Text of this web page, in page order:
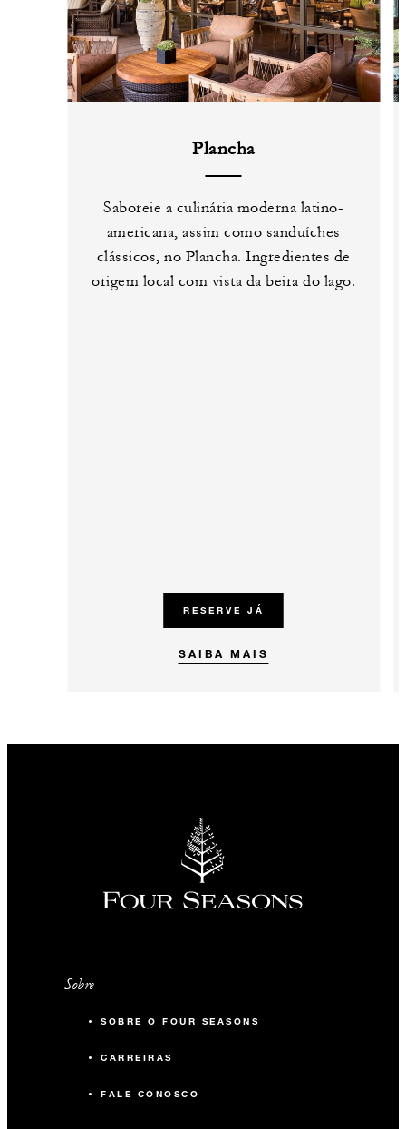
Plancha
Saboreie a culinária moderna latino-
americana, assim como sanduíches
clássicos, no Plancha. Ingredientes de
origem local com vista da beira do lago.
RESERVE JÁ
SAIBA MAIS
Sobre
SOBRE O FOUR SEASONS
CARREIRAS
FALE CONOSCO